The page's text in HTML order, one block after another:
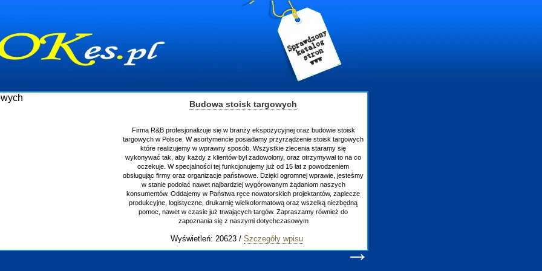
Budowa stoisk targowych
Firma R&B profesjonalizuje się w branży ekspozycyjnej oraz budowie stoisk
targowych w Polsce. W asortymencie posiadamy przyrządzenie stoisk targowych
które realizujemy w wprawny sposób. Wszystkie zlecenia staramy się
wykonywać tak, aby każdy z klientów był zadowolony, oraz otrzymywał to na co
oczekuje. W specjalności tej funkcjonujemy już od 15 lat z powodzeniem
obsługując firmy oraz organizacje państwowe. Dzięki ogromnej wprawie, jesteśmy
w stanie podołać nawet najbardziej wygórowanym żądaniom naszych
konsumentów. Oddajemy w Państwa ręce nowatorskich projektantów, zaplecze
produkcyjne, logistyczne, drukarnię wielkoformatową oraz wszelką niezbędną
pomoc, nawet w czasie już trwających targów. Zapraszamy również do
zapoznania się z naszymi dotychczasowym
Wyświetleń: 20623 / Szczegóły wpisu
→